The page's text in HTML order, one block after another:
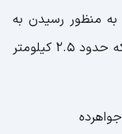
منظور رسیدن به
این دریاچه باید از مسیر فرعی اقدام کنید که حدود 2.5 کیلومتر